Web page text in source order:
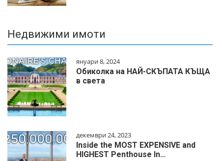
Недвижими имоти
януари 8, 2024
Обиколка на НАЙ-СКЪПАТА КЪЩА
в света
декември 24, 2023
Inside the MOST EXPENSIVE and
HIGHEST Penthouse In…